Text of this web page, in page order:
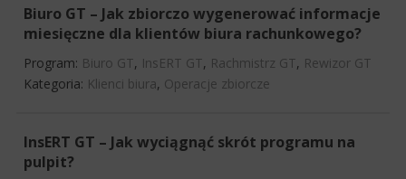
Biuro GT – Jak zbiorczo wygenerować informacje
miesięczne dla klientów biura rachunkowego?
Program: Biuro GT, InsERT GT, Rachmistrz GT, Rewizor GT
Kategoria: Klienci biura, Operacje zbiorcze
InsERT GT – Jak wyciągnąć skrót programu na
pulpit?